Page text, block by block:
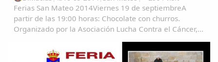
Ferias San Mateo 2014Viernes 19 de septiembreA
partir de las 19:00 horas: Chocolate con churros.
Organizado por la Asociación Lucha Contra el Cáncer,
SeptiembreX Muestra Etnográfica en vivo. Lugar Llano